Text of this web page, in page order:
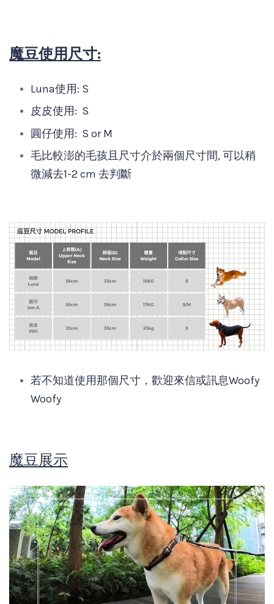
魔豆使用尺寸:
Luna使用: S
皮皮使用: S
圓仔使用: S or M
毛比較澎的毛孩且尺寸介於兩個尺寸間, 可以稍
微減去1-2 cm 去判斷
若不知道使用那個尺寸，歡迎來信或訊息Woofy
Woofy
魔豆展示